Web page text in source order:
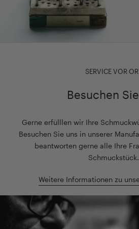
SERVICE VOR
Besuchen
Gerne erfülllen wir Ihre
Besuchen Sie uns in unserer
beantworten gerne alle Ihre
Schmuckstück.
Weitere Informationen zu